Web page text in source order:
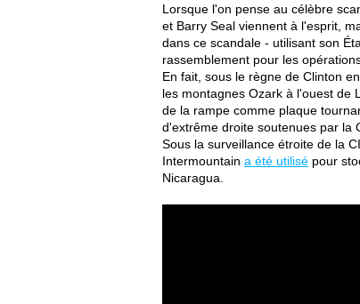
Lorsque l'on pense au célèbre
et Barry Seal viennent à l'esprit,
dans ce scandale - utilisant son
rassemblement pour les
En fait, sous le règne de Clinton
les montagnes Ozark à l'ouest de
de la rampe comme plaque
d'extrême droite soutenues par la
Sous la surveillance étroite de la
Intermountain a été utilisé pour
Nicaragua.